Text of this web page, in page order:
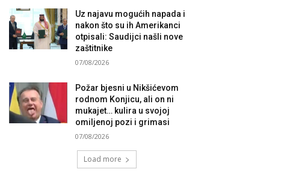
Uz najavu mogućih napada i
nakon što su ih Amerikanci
otpisali: Saudijci našli nove
zaštitnike
07/08/2026
Požar bjesni u Nikšićevom
rodnom Konjicu, ali on ni
mukajet… kulira u svojoj
omiljenoj pozi i grimasi
07/08/2026
Load more